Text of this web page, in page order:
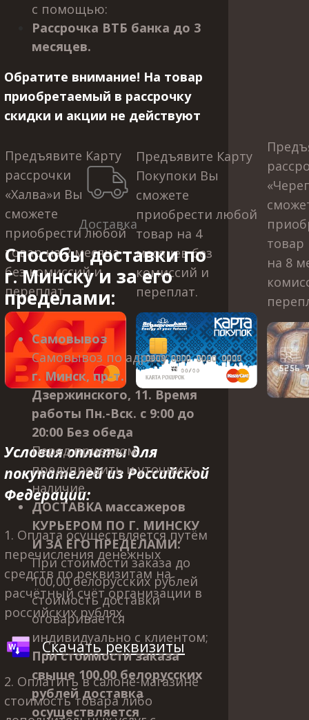
с помощью:
Рассрочка ВТБ банка до 3
месяцев.
Обратите внимание! На товар
приобретаемый в рассрочку
скидки и акции не действуют
Предъявите Карту
рассрочки
«Халва»и Вы
сможете
приобрести любой
товар на 2 месяца
без комиссий и
переплат.
Предъявите Карту
Покупоки Вы
сможете
приобрести любой
товар на 4
месяцев без
комиссий и
переплат.
товар
на 8
Условия оплаты для
покупателей из Российской
Федерации:
1. Оплата осуществляется путём
перечисления денежных
средств по реквизитам на
расчётный счёт организации в
российских рублях.
Скачать реквизиты
2. Оплатить в салоне-магазине
стоимость товара либо
Доставка
Способы доставки по
г. Минску и за его
пределами:
Самовывоз
Самовывоз по адресу:
г. Минск, пр-т.
Дзержинского, 11. Время
работы Пн.-Вск. с 9:00 до
20:00 Без обеда
Перед приездом
предупредить и уточнить
наличие.
ДОСТАВКА массажеров
КУРЬЕРОМ ПО Г. МИНСКУ
И ЗА ЕГО ПРЕДЕЛАМИ:
При стоимости заказа до
100,00 белорусских рублей
стоимость доставки
оговаривается
индивидуально с клиентом;
При стоимости заказа
свыше 100,00 белорусских
рублей доставка
осуществляется